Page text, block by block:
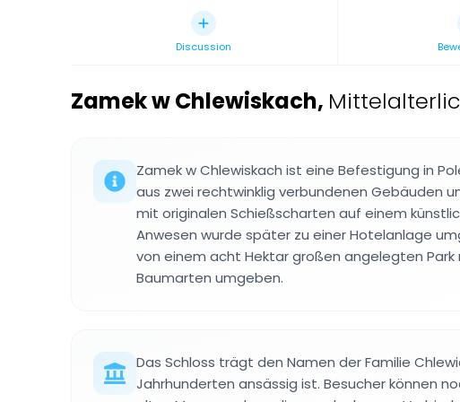
Discussion
Zamek w Chlewiskach,
Zamek w Chlewiskach ist eine Befestigung in
aus zwei rechtwinklig verbundenen Gebäuden
mit originalen Schießscharten auf einem
Anwesen wurde später zu einer Hotelanlage
von einem acht Hektar großen angelegten Park
Baumarten umgeben.
Das Schloss trägt den Namen der Familie
Jahrhunderten ansässig ist. Besucher können